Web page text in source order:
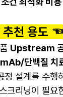
천 용도 ☜
Upstream
mAb/단백질 치
정 설계를 수행
크리닝이 필요